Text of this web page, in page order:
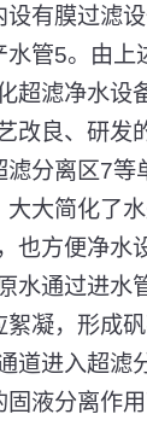
设有膜过滤
管5。由上
超滤净水设
改良、研发
滤分离区7等
大简化了
也方便净水
水通过进水
凝，形成
道进入超滤
液分离作用